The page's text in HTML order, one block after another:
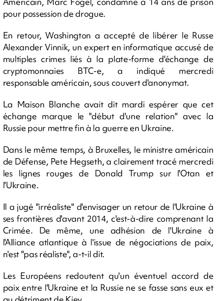
pour possession de drogue.
En retour, Washington a accepté de libérer le Russe
Alexander Vinnik, un expert en informatique accusé de
multiples crimes liés à la plate-forme d'échange de
cryptomonnaies BTC-e, a indiqué mercredi
responsable américain, sous couvert d'anonymat.
La Maison Blanche avait dit mardi espérer que cet
échange marque le "début d'une relation" avec la
Russie pour mettre fin à la guerre en Ukraine.
Dans le même temps, à Bruxelles, le ministre américain
de Défense, Pete Hegseth, a clairement tracé mercredi
les lignes rouges de Donald Trump sur l'Otan et
l'Ukraine.
Il a jugé "irréaliste" d'envisager un retour de l'Ukraine à
ses frontières d'avant 2014, c'est-à-dire comprenant la
Crimée. De même, une adhésion de l'Ukraine à
l'Alliance atlantique à l'issue de négociations de paix,
n'est "pas réaliste", a-t-il dit.
Les Européens redoutent qu'un éventuel accord de
paix entre l'Ukraine et la Russie ne se fasse sans eux et